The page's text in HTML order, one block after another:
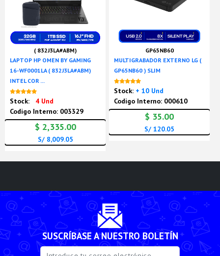
( 832J3LA#ABM)
LAPTOP HP OMEN BY GAMING
16-WF0001LA ( 832J3LA#ABM)
INTEL COR ...
Stock:
4 Und
Codigo Interno: 003329
$ 2,335.00
S/ 8,009.05
GP65NB60
MULTIGRABADOR EXTERNO LG (
GP65NB60 ) SLIM
Stock: + 10 Und
Codigo Interno: 000610
$ 35.00
S/ 120.05
SUSCRÍBASE A NUESTRO BOLETÍN